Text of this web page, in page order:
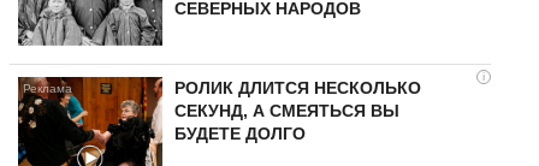
СЕВЕРНЫХ НАРОДОВ
i
РОЛИК ДЛИТСЯ НЕСКОЛЬКО
СЕКУНД, А СМЕЯТЬСЯ ВЫ
БУДЕТЕ ДОЛГО